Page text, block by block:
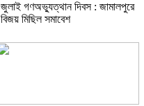
জুলাই গণঅভ্যুত্থান দিবস : জামালপুরে
বিজয় মিছিল সমাবেশ